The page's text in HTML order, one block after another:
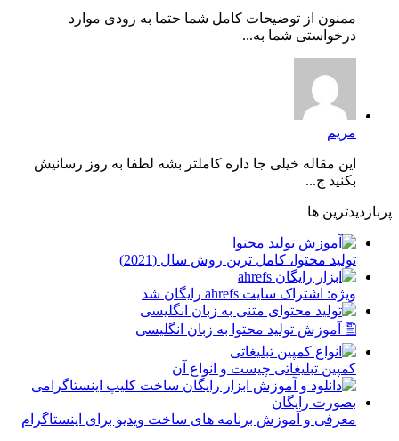
ممنون از توضیحات کامل شما حتما به زودی موارد
درخواستی شما به...
مریم
این مقاله خیلی جا داره کاملتر بشه لطفا به روز رسانیش
بکنید چ...
پربازدیدترین ها
توليد محتوا، کامل ترین روش سال (2021)
ویژه: اشتراک سایت ahrefs رایگان شد
🖺 آموزش تولید محتوا به زبان انگلیسی
کمپین تبلیغاتی چیست و انواع آن
معرفی و آموزش برنامه های ساخت ویدیو برای اینستاگرام